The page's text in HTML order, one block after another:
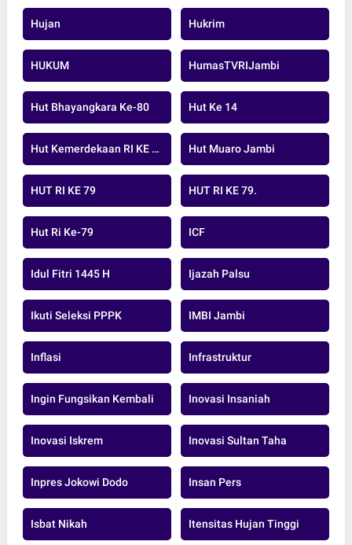
Hujan Hukrim
HUKUM HumasTVRIJambi
Hut Bhayangkara Ke-80 Hut Ke 14
Hut Kemerdekaan RI KE 79 TAHUN 20224 Hut Muaro Jambi
HUT RI KE 79 HUT RI KE 79.
Hut Ri Ke-79 ICF
Idul Fitri 1445 H Ijazah Palsu
Ikuti Seleksi PPPK IMBI Jambi
Inflasi Infrastruktur
Ingin Fungsikan Kembali Inovasi Insaniah
Inovasi Iskrem Inovasi Sultan Taha
Inpres Jokowi Dodo Insan Pers
Isbat Nikah Itensitas Hujan Tinggi